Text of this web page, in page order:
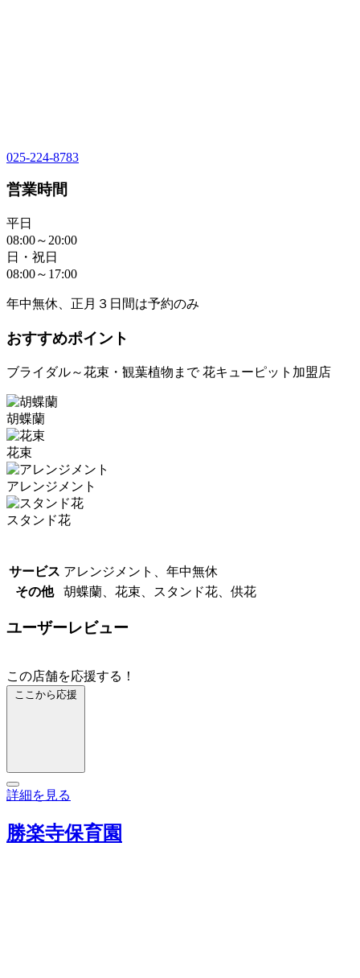
025-224-8783
営業時間
平日
08:00～20:00
日・祝日
08:00～17:00
年中無休、正月３日間は予約のみ
おすすめポイント
ブライダル～花束・観葉植物まで 花キューピット加盟店
胡蝶蘭
花束
アレンジメント
スタンド花
サービス アレンジメント、年中無休
その他
胡蝶蘭、花束、スタンド花、供花
ユーザーレビュー
この店舗を応援する！
ここから応援
詳細を見る
勝楽寺保育園